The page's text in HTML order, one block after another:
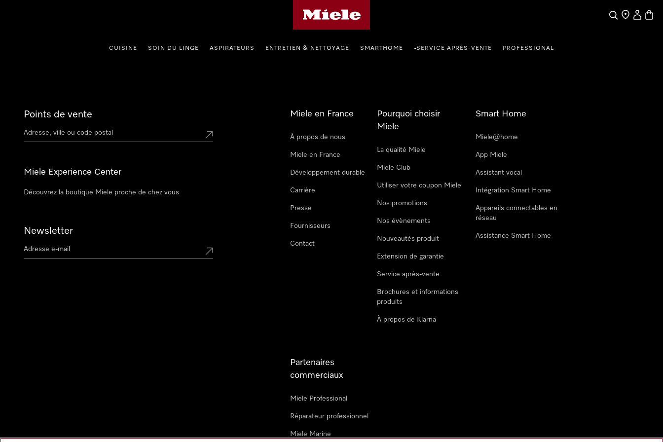
SearchFind a store
My
CUISINE SOIN DU LINGE ASPIRATEURS ENTRETIEN & NETTOYAGE SMARTHOME •SERVICE APRÈS-VENTE PROFESSIONAL
Points de vente
Miele Experience Center
Découvrez la boutique Miele proche de chez vous
Newsletter
Miele en France
À propos de nous
Miele en France
Développement durable
Carrière
Presse
Fournisseurs
Contact
Pourquoi choisir
Miele
La qualité Miele
Miele Club
Utiliser votre coupon Miele
Nos promotions
Nos évènements
Nouveautés produit
Extension de garantie
Service après-vente
Brochures et informations
produits
À propos de Klarna
Smart Home
Miele@home
App Miele
Assistant vocal
Intégration Smart Home
Appareils connectables en
réseau
Assistance Smart Home
Partenaires
commerciaux
Miele Professional
Réparateur professionnel
Miele Marine